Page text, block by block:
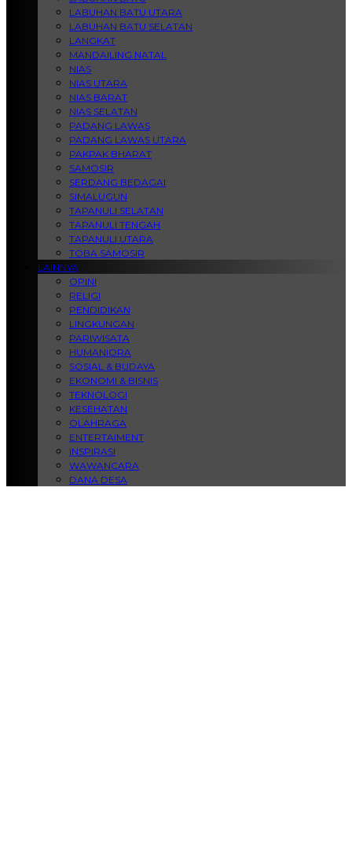
LABUHAN BATU UTARA
LABUHAN BATU SELATAN
LANGKAT
MANDAILING NATAL
NIAS
NIAS UTARA
NIAS BARAT
NIAS SELATAN
PADANG LAWAS
PADANG LAWAS UTARA
PAKPAK BHARAT
SAMOSIR
SERDANG BEDAGAI
SIMALUGUN
TAPANULI SELATAN
TAPANULI TENGAH
TAPANULI UTARA
TOBA SAMOSIR
LAINNYA
OPINI
RELIGI
PENDIDIKAN
LINGKUNGAN
PARIWISATA
HUMANIORA
SOSIAL & BUDAYA
EKONOMI & BISNIS
TEKNOLOGI
KESEHATAN
OLAHRAGA
ENTERTAIMENT
INSPIRASI
WAWANCARA
DANA DESA